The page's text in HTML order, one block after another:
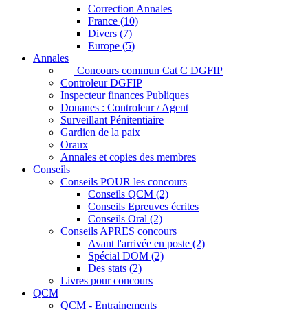
Correction Annales
France (10)
Divers (7)
Europe (5)
Annales
Concours commun Cat C DGFIP
Controleur DGFIP
Inspecteur finances Publiques
Douanes : Controleur / Agent
Surveillant Pénitentiaire
Gardien de la paix
Oraux
Annales et copies des membres
Conseils
Conseils POUR les concours
Conseils QCM (2)
Conseils Epreuves écrites
Conseils Oral (2)
Conseils APRES concours
Avant l'arrivée en poste (2)
Spécial DOM (2)
Des stats (2)
Livres pour concours
QCM
QCM - Entrainements